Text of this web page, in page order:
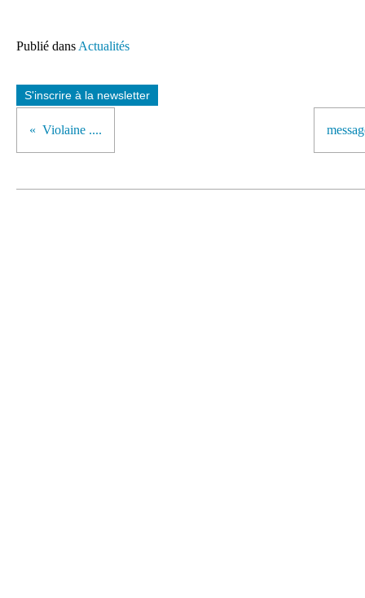
Publié dans Actualités
S'inscrire à la newsletter
Violaine ....